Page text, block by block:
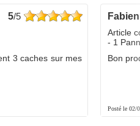
5/5
3 caches sur mes
Posté le 02/
Article
- 1
Bon